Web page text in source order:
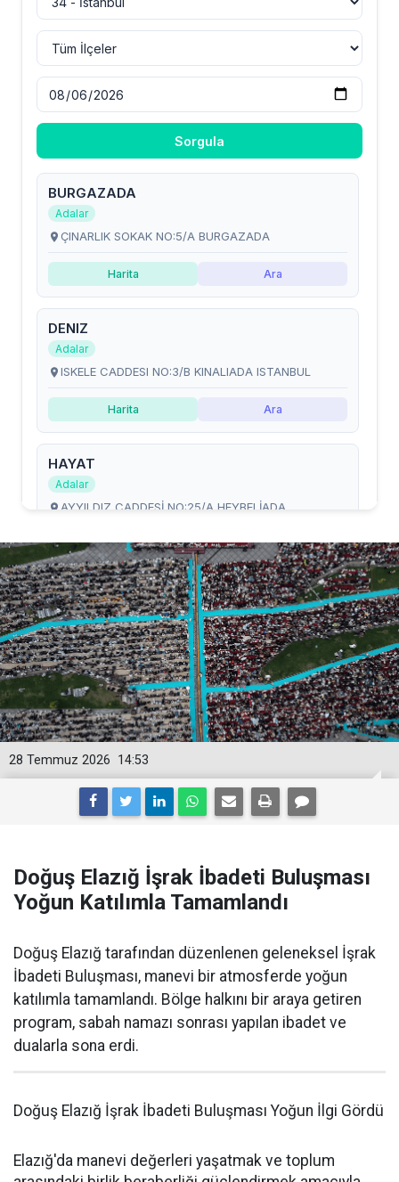
14:53
28 Temmuz 2026
Doğuş Elazığ İşrak İbadeti Buluşması
Yoğun Katılımla Tamamlandı
Doğuş Elazığ tarafından düzenlenen geleneksel İşrak
İbadeti Buluşması, manevi bir atmosferde yoğun
katılımla tamamlandı. Bölge halkını bir araya getiren
program, sabah namazı sonrası yapılan ibadet ve
dualarla sona erdi.
Doğuş Elazığ İşrak İbadeti Buluşması Yoğun İlgi Gördü
Elazığ'da manevi değerleri yaşatmak ve toplum